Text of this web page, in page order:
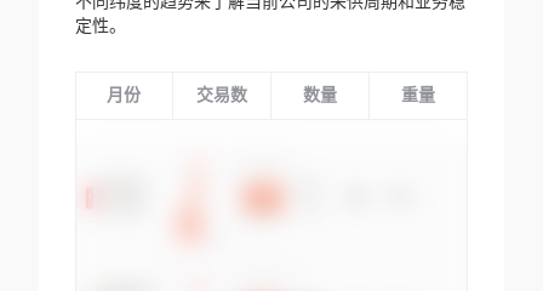
定性。
月份 交易数 数量 重量